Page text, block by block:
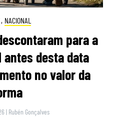
, NACIONAL
para a
antes desta data
no valor da
| Rubén Gonçalves